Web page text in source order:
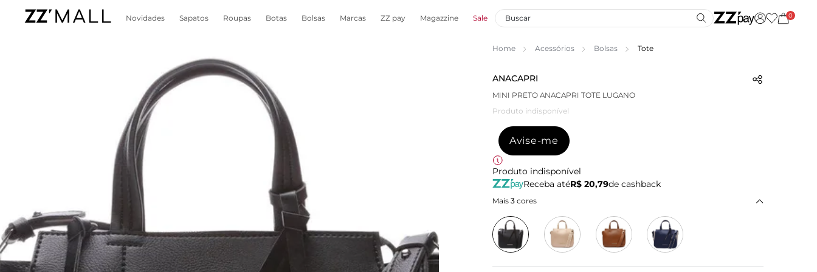
Novidades Sapatos Roupas Botas Bolsas Marcas ZZ pay Magazzine Sale 0
Home Acessórios Bolsas Tote
ANACAPRI
MINI PRETO ANACAPRI TOTE LUGANO
Produto indisponível
Avise-me
Produto indisponível
Receba atéR$ 20,79de cashback
Mais 3 cores